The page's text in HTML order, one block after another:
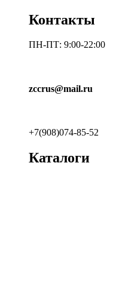
Контакты
ПН-ПТ: 9:00-22:00
zccrus@mail.ru
+7(908)074-85-52
Каталоги